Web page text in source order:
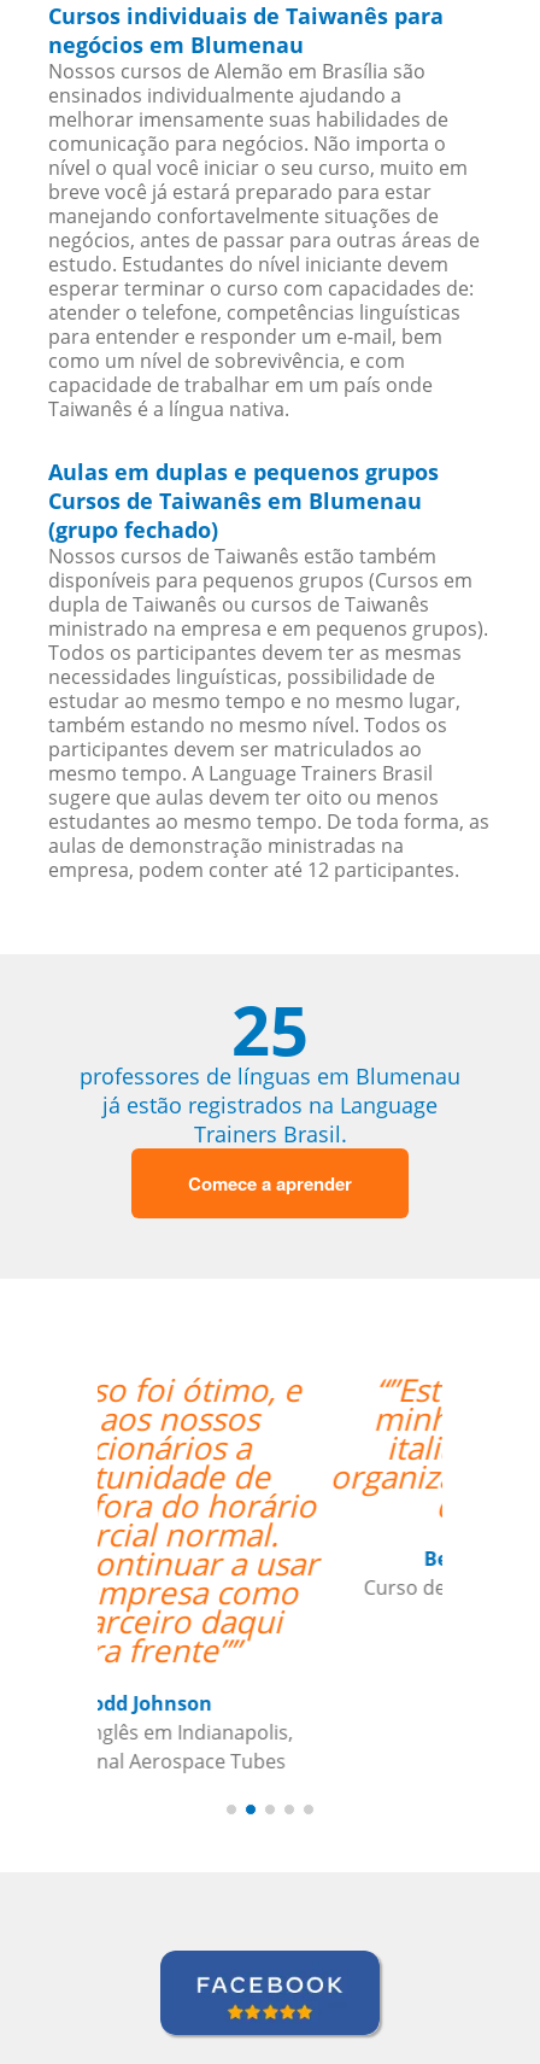
Cursos individuais de Taiwanês para
negócios em Blumenau
Nossos cursos de Alemão em Brasília são
ensinados individualmente ajudando a
melhorar imensamente suas habilidades de
comunicação para negócios. Não importa o
nível o qual você iniciar o seu curso, muito em
breve você já estará preparado para estar
manejando confortavelmente situações de
negócios, antes de passar para outras áreas de
estudo. Estudantes do nível iniciante devem
esperar terminar o curso com capacidades de:
atender o telefone, competências linguísticas
para entender e responder um e-mail, bem
como um nível de sobrevivência, e com
capacidade de trabalhar em um país onde
Taiwanês é a língua nativa.
Aulas em duplas e pequenos grupos
Cursos de Taiwanês em Blumenau
(grupo fechado)
Nossos cursos de Taiwanês estão também
disponíveis para pequenos grupos (Cursos em
dupla de Taiwanês ou cursos de Taiwanês
ministrado na empresa e em pequenos grupos).
Todos os participantes devem ter as mesmas
necessidades linguísticas, possibilidade de
estudar ao mesmo tempo e no mesmo lugar,
também estando no mesmo nível. Todos os
participantes devem ser matriculados ao
mesmo tempo. A Language Trainers Brasil
sugere que aulas devem ter oito ou menos
estudantes ao mesmo tempo. De toda forma, as
aulas de demonstração ministradas na
empresa, podem conter até 12 participantes.
25
professores de línguas em Blumenau
já estão registrados na Language
Trainers Brasil.
Comece a aprender
“”Estou amando
minhas aulas de
italiano, muito
organizado o trabalho
de vcs””
Beatris Castro
Curso de Italiano em Santos